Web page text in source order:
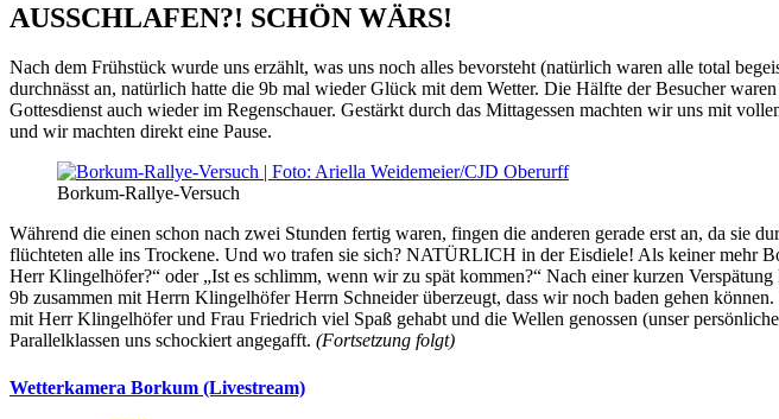
AUSSCHLAFEN?! SCHÖN WÄRS!
Nach dem Frühstück wurde uns erzählt, was uns noch alles bevorsteht (natürlich waren alle total
durchnässt an, natürlich hatte die 9b mal wieder Glück mit dem Wetter. Die Hälfte der Besucher
Gottesdienst auch wieder im Regenschauer. Gestärkt durch das Mittagessen machten wir uns mit
und wir machten direkt eine Pause.
Borkum-Rallye-Versuch
Während die einen schon nach zwei Stunden fertig waren, fingen die anderen gerade erst an, da sie
flüchteten alle ins Trockene. Und wo trafen sie sich? NATÜRLICH in der Eisdiele! Als keiner mehr
Herr Klingelhöfer?“ oder „Ist es schlimm, wenn wir zu spät kommen?“ Nach einer kurzen
9b zusammen mit Herrn Klingelhöfer Herrn Schneider überzeugt, dass wir noch baden gehen
mit Herr Klingelhöfer und Frau Friedrich viel Spaß gehabt und die Wellen genossen (unser
Parallelklassen uns schockiert angegafft. (Fortsetzung folgt)
Wetterkamera Borkum (Livestream)